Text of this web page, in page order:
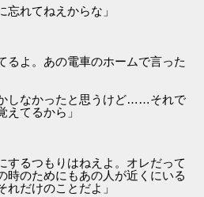
れてねえからな」
るよ。あの電車のホームで言った
しなかったと思うけど……それで
えてるから」
するつもりはねえよ。オレだって
のためにもあの人が近くにいる
だけのことだよ」